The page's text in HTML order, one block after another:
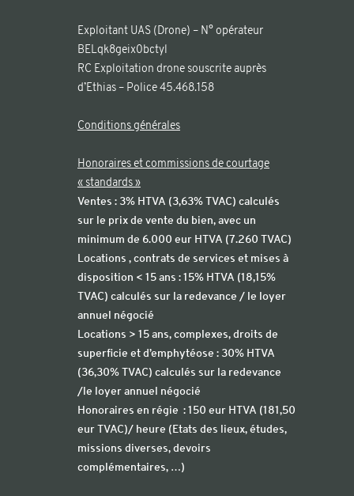
Exploitant UAS (Drone) – N° opérateur
BELqk8geix0bctyl
RC Exploitation drone souscrite auprès
d’Ethias – Police 45.468.158
Conditions générales
Honoraires et commissions de courtage
« standards »
Ventes : 3% HTVA (3,63% TVAC) calculés
sur le prix de vente du bien, avec un
minimum de 6.000 eur HTVA (7.260 TVAC)
Locations , contrats de services et mises à
disposition < 15 ans : 15% HTVA (18,15%
TVAC) calculés sur la redevance / le loyer
annuel négocié
Locations > 15 ans, complexes, droits de
superficie et d’emphytéose : 30% HTVA
(36,30% TVAC) calculés sur la redevance
/le loyer annuel négocié
Honoraires en régie : 150 eur HTVA (181,50
eur TVAC)/ heure (Etats des lieux, études,
missions diverses, devoirs
complémentaires, …)